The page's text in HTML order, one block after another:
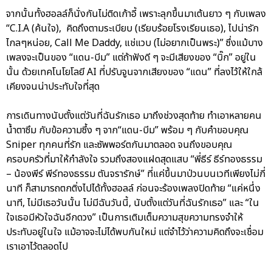
จากนั้นทั้งฮอลล์ก็นั่งกันไม่ติดเก้าอี้ เพราะลุกขึ้นมาเต้นยาว ๆ กับเพลง
“C.I.A (ค้นใจ), คิดถึงตามระเบียบ (เรียบร้อยโรงเรียนเธอ), ไปน่ารัก
ไกลๆหน่อย, Call Me Daddy, แช่แวบ (ไม่อยากเป็นพระ)” ซึ่งแม้บาง
เพลงจะเป็นของ “แดน-บีม” แต่ถ้าฟังดี ๆ จะมีเสียงของ “บิ๊ก” อยู่ใน
นั้น ด้วยเทคโนโยโลยี AI ที่ปรับจูนจากเสียงของ “แดน” ที่ลงไว้ให้ใกล้
เคียงจนน่าประทับใจที่สุด
การเดินทางนับตั้งแต่วันที่ฉันรักเธอ มาถึงช่วงสุดท้าย ทำเอาหลายคน
น้ำตาซึม กับข้อความซึ้ง ๆ จาก“แดน-บีม” พร้อม ๆ กับคำขอบคุณ
Sniper ทุกคนที่รัก และซัพพอร์ตกันมาตลอด จนถึงขอบคุณ
ครอบครัวที่มาให้กำลังใจ รวมถึงสองแฝดสุดแสบ “พี่ธีร์ ธีร์ทองธรรม
– น้องพีร์ พีร์ทองธรรม ตันจรารักษ์” ที่แค่ขึ้นมาป่วนบนเวทีเพียงไม่กี่
นาที ก็สามารถตกติ่งไปได้ทั้งฮอลล์ ก่อนจะร้องเพลงปิดท้าย “แค่หนึ่ง
นาที, ไม่มีเธอวันนั้น ไม่มีฉันวันนี้, นับตั้งแต่วันที่ฉันรักเธอ” และ “ใน
ใจเธอมีหัวใจฉันอีกดวง” เป็นการเติมเต็มความสุขความทรงจำให้
ประทับอยู่ในใจ แม้อาจจะไม่ได้พบกันใหม่ แต่จำไว้ว่าความคิดถึงจะเชื่อม
เราเอาไว้ตลอดไป